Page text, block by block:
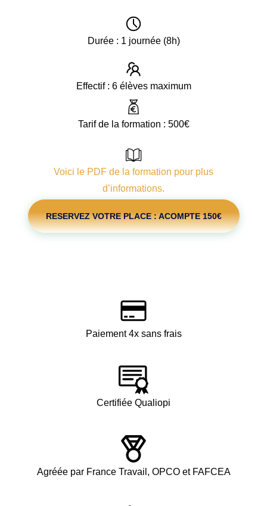
Durée : 1 journée (8h)
Effectif : 6 élèves maximum
Tarif de la formation : 500€
Voici le PDF de la formation pour plus
d’informations.
RESERVEZ VOTRE PLACE : ACOMPTE 150€
Paiement 4x sans frais
Certifiée Qualiopi
Agréée par France Travail, OPCO et FAFCEA